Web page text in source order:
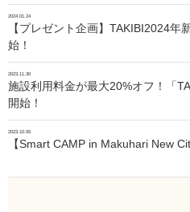
2024.01.24
【プレゼント企画】TAKIBI2024年
始！
2023.11.30
施設利用料金が最大20%オフ！「
開始！
2023.10.05
【Smart CAMP in Makuhari New